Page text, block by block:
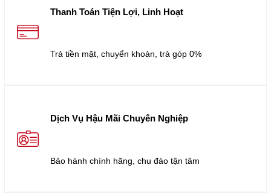
Thanh Toán Tiện Lợi, Linh Hoạt
Trả tiền mặt, chuyển khoản, trả góp 0%
Dịch Vụ Hậu Mãi Chuyên Nghiệp
Bảo hành chính hãng, chu đáo tận tâm